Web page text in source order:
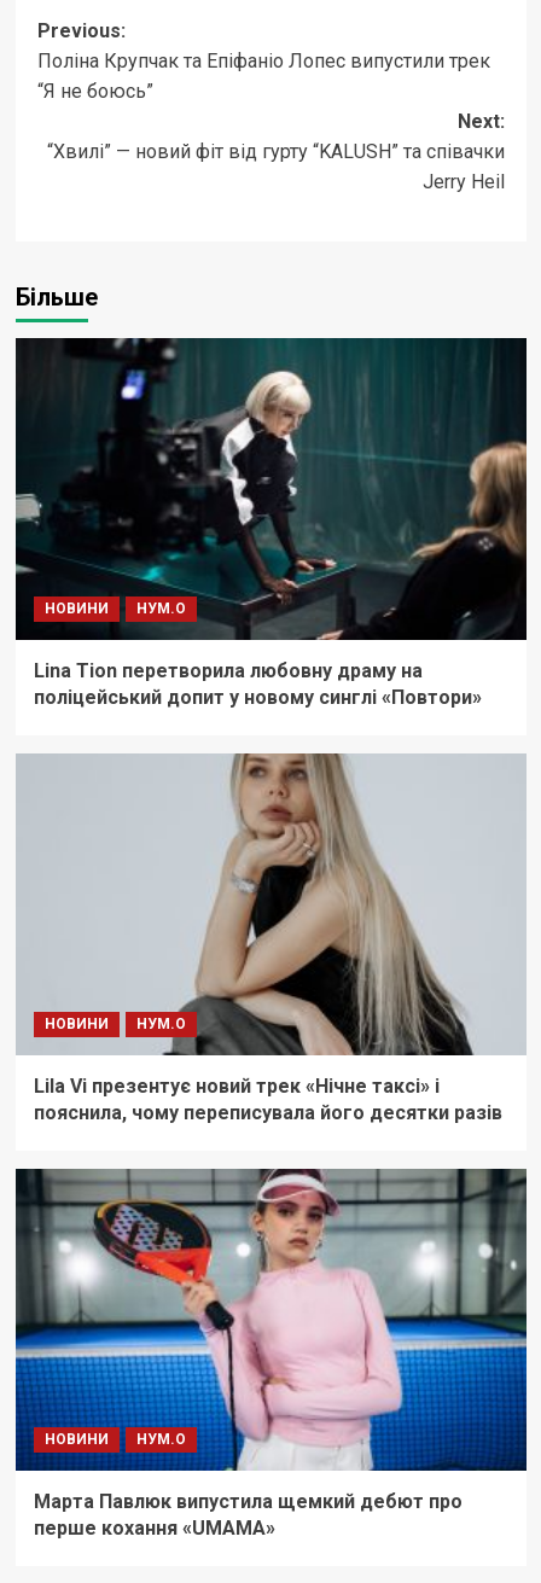
Post
navigation
Previous:
Поліна Крупчак та Епіфаніо Лопес випустили трек
“Я не боюсь”
Next:
“Хвилі” — новий фіт від гурту “KALUSH” та співачки
Jerry Heil
Більше
НОВИНИ НУМ.О
Lina Tion перетворила любовну драму на
поліцейський допит у новому синглі «Повтори»
НОВИНИ НУМ.О
Lila Vi презентує новий трек «Нічне таксі» і
пояснила, чому переписувала його десятки разів
НОВИНИ НУМ.О
Марта Павлюк випустила щемкий дебют про
перше кохання «UМАМА»